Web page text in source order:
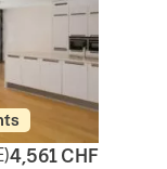
4,561 CHF